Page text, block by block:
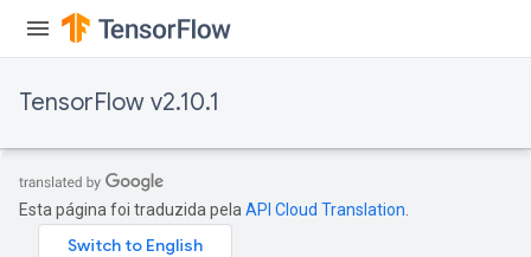
TensorFlow v2.10.1
Esta página foi traduzida pela API Cloud Translation